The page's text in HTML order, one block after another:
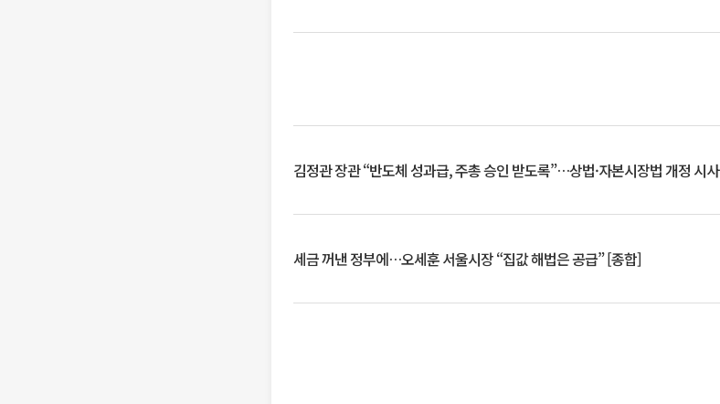
김정관 장관 “반도체 성과급, 주총 승인 받도록”…상법·자본시장법 개정 시사
세금 꺼낸 정부에…오세훈 서울시장 “집값 해법은 공급” [종합]